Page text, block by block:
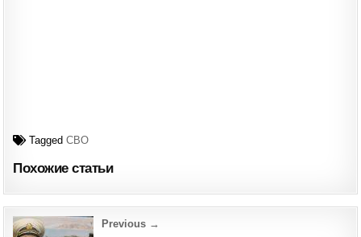
TaggedСВО
Похожие статьи
Post
Previous →